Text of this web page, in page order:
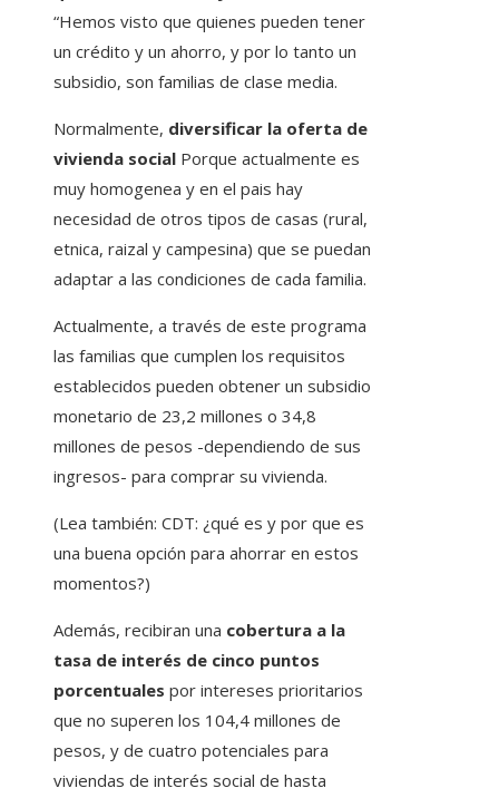
“Hemos visto que quienes pueden tener
un crédito y un ahorro, y por lo tanto un
subsidio, son familias de clase media.
Normalmente, diversificar la oferta de
vivienda social Porque actualmente es
muy homogenea y en el pais hay
necesidad de otros tipos de casas (rural,
etnica, raizal y campesina) que se puedan
adaptar a las condiciones de cada familia.
Actualmente, a través de este programa
las familias que cumplen los requisitos
establecidos pueden obtener un subsidio
monetario de 23,2 millones o 34,8
millones de pesos -dependiendo de sus
ingresos- para comprar su vivienda.
(Lea también: CDT: ¿qué es y por que es
una buena opción para ahorrar en estos
momentos?)
Además, recibiran una cobertura a la
tasa de interés de cinco puntos
porcentuales por intereses prioritarios
que no superen los 104,4 millones de
pesos, y de cuatro potenciales para
viviendas de interés social de hasta